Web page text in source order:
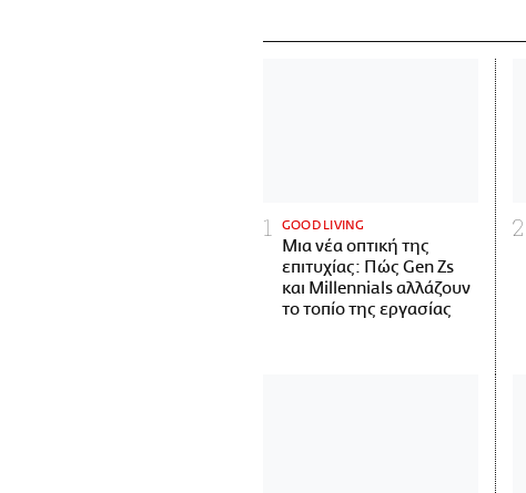
GOOD LIVING
Μια νέα οπτική της
επιτυχίας: Πώς Gen Zs
και Millennials αλλάζουν
το τοπίο της εργασίας